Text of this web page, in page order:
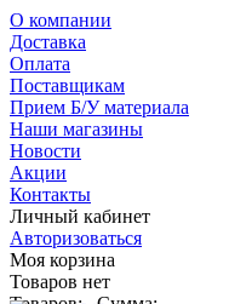
О компании
Доставка
Оплата
Поставщикам
Прием Б/У материала
Наши магазины
Новости
Акции
Контакты
Личный кабинет
Авторизоваться
Моя корзина
Товаров нет